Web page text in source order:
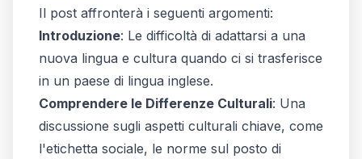
Il post affronterà i seguenti argomenti:
Introduzione: Le difficoltà di adattarsi a una
nuova lingua e cultura quando ci si trasferisce
in un paese di lingua inglese.
Comprendere le Differenze Culturali: Una
discussione sugli aspetti culturali chiave, come
l'etichetta sociale, le norme sul posto di